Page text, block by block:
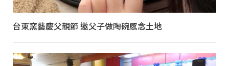
台東窯藝慶父親節 邀父子做陶碗感念土地